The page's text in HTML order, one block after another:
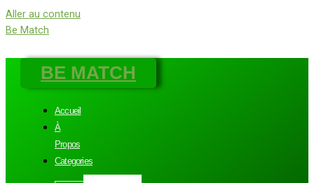
Aller au contenu
Be Match
BE MATCH
Accueil
À
Propos
Categories